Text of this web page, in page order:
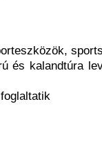
és kalandtúra